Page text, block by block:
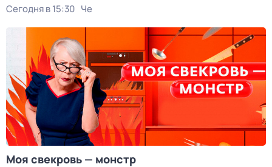
Сегодня в 15:30 Че
Моя свекровь — монстр